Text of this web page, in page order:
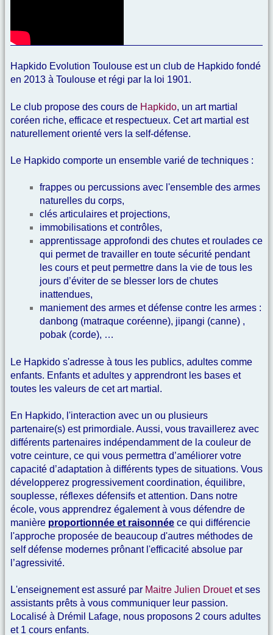
Hapkido Evolution Toulouse est un club de Hapkido fondé
en 2013 à Toulouse et régi par la loi 1901.
Le club propose des cours de Hapkido, un art martial
coréen riche, efficace et respectueux. Cet art martial est
naturellement orienté vers la self-défense.
Le Hapkido comporte un ensemble varié de techniques :
frappes ou percussions avec l'ensemble des armes
naturelles du corps,
clés articulaires et projections,
immobilisations et contrôles,
apprentissage approfondi des chutes et roulades ce
qui permet de travailler en toute sécurité pendant
les cours et peut permettre dans la vie de tous les
jours d’éviter de se blesser lors de chutes
inattendues,
maniement des armes et défense contre les armes :
danbong (matraque coréenne), jipangi (canne) ,
pobak (corde), …
Le Hapkido s'adresse à tous les publics, adultes comme
enfants. Enfants et adultes y apprendront les bases et
toutes les valeurs de cet art martial.
En Hapkido, l'interaction avec un ou plusieurs
partenaire(s) est primordiale. Aussi, vous travaillerez avec
différents partenaires indépendamment de la couleur de
votre ceinture, ce qui vous permettra d’améliorer votre
capacité d’adaptation à différents types de situations. Vous
développerez progressivement coordination, équilibre,
souplesse, réflexes défensifs et attention. Dans notre
école, vous apprendrez également à vous défendre de
manière proportionnée et raisonnée ce qui différencie
l'approche proposée de beaucoup d'autres méthodes de
self défense modernes prônant l'efficacité absolue par
l’agressivité.
L'enseignement est assuré par Maitre Julien Drouetet ses
assistants prêts à vous communiquer leur passion.
Localisé à Drémil Lafage, nous proposons 2 cours adultes
et 1 cours enfants.